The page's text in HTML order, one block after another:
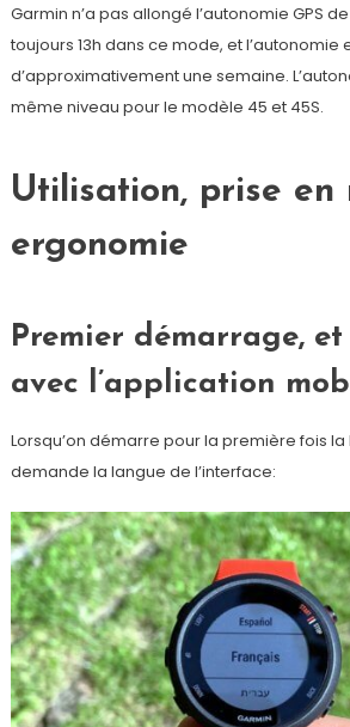
Garmin n’a pas allongé l’autonomie GPS
toujours 13h dans ce mode, et l’autonomie
d’approximativement une semaine.
même niveau pour le modèle 45 et 45S.
Utilisation, prise en
ergonomie
Premier démarrage,
avec l’application
Lorsqu’on démarre pour la première fois la
demande la langue de l’interface: